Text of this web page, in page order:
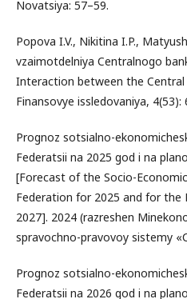
Novatsiya: 57–59.
Popova I.V., Nikitina I.P.,
vzaimotdelniya Centralnogo
Interaction between the
Finansovye issledovaniya, 4(53):
Prognoz sotsialno-
Federatsii na 2025 god i na
[Forecast of the Socio-
Federation for 2025 and for the
2027]. 2024 (razreshen
spravochno-pravovoy sistemy
Prognoz sotsialno-
Federatsii na 2026 god i na